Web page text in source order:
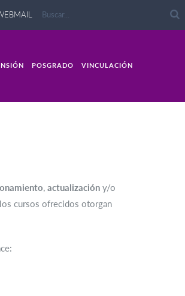
POSGRADO VINCULACIÓN
, actualización y/o
cursos ofrecidos otorgan